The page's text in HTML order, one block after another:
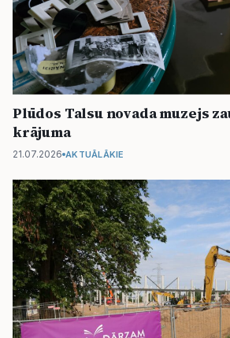
Plūdos Talsu novada muzejs
krājuma
21.07.2026 AKTUĀLĀKIE